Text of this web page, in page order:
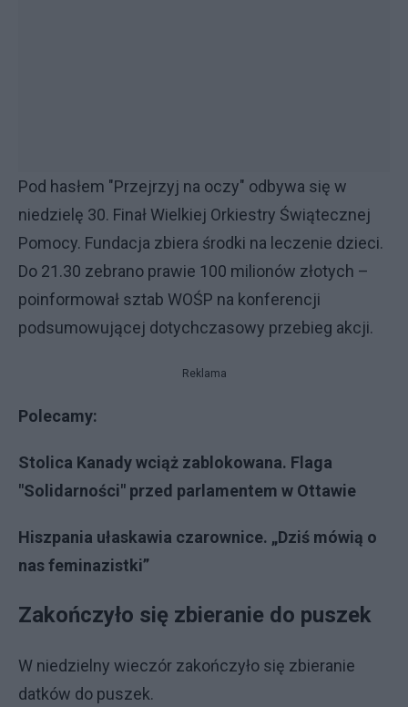
Pod hasłem "Przejrzyj na oczy" odbywa się w
niedzielę 30. Finał Wielkiej Orkiestry Świątecznej
Pomocy. Fundacja zbiera środki na leczenie dzieci.
Do 21.30 zebrano prawie 100 milionów złotych –
poinformował sztab WOŚP na konferencji
podsumowującej dotychczasowy przebieg akcji.
Reklama
Polecamy:
Stolica Kanady wciąż zablokowana. Flaga
"Solidarności" przed parlamentem w Ottawie
Hiszpania ułaskawia czarownice. „Dziś mówią o
nas feminazistki”
Zakończyło się zbieranie do puszek
W niedzielny wieczór zakończyło się zbieranie
datków do puszek.